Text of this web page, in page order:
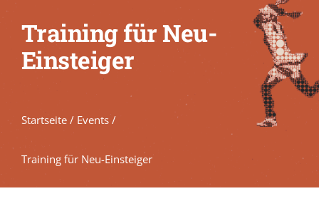
Spielbetrieb
Kontakt
Training für Neu-
Einsteiger
Startseite/ Events/
Training für Neu-Einsteiger